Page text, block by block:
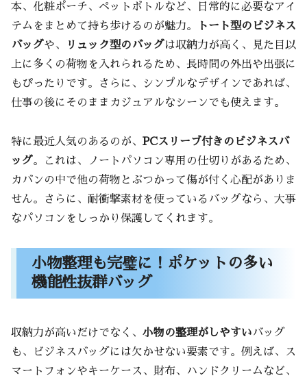
本、化粧ポーチ、ペットボトルなど、日常的に必要なアイ
テムをまとめて持ち歩けるのが魅力。
トート型のビジネス
バッグ や、 リュック型のバッグ は収納力が高く、見た目以
上に多くの荷物を入れられるため、長時間の外出や出張に
もぴったりです。さらに、シンプルなデザインであれば、
仕事の後にそのままカジュアルなシーンでも使えます。
特に最近人気のあるのが、 PCスリーブ付きのビジネスバ
ッグ 。これは、ノートパソコン専用の仕切りがあるため、
カバンの中で他の荷物とぶつかって傷が付く心配がありま
せん。さらに、耐衝撃素材を使っているバッグなら、大事
なパソコンをしっかり保護してくれます。
小物整理も完璧に！ポケットの多い
機能性抜群バッグ
収納力が高いだけでなく、 小物の整理がしやすいバッグ
も、ビジネスバッグには欠かせない要素です。例えば、ス
マートフォンやキーケース、財布、ハンドクリームなど、